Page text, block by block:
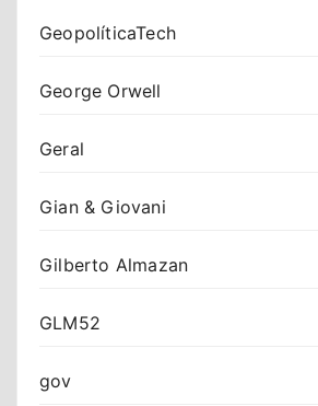
GeopolíticaTech
George Orwell
Geral
Gian & Giovani
Gilberto Almazan
GLM52
gov